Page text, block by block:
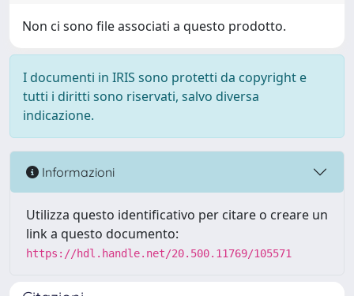
Non ci sono file associati a questo prodotto.
I documenti in IRIS sono protetti da copyright e
tutti i diritti sono riservati, salvo diversa
indicazione.
Informazioni
Utilizza questo identificativo per citare o creare un
link a questo documento:
https://hdl.handle.net/20.500.11769/105571